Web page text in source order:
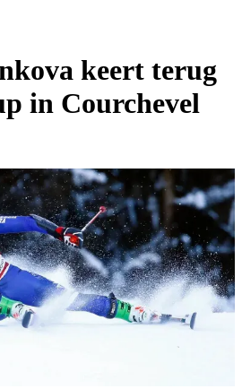
keert terug
in Courchevel